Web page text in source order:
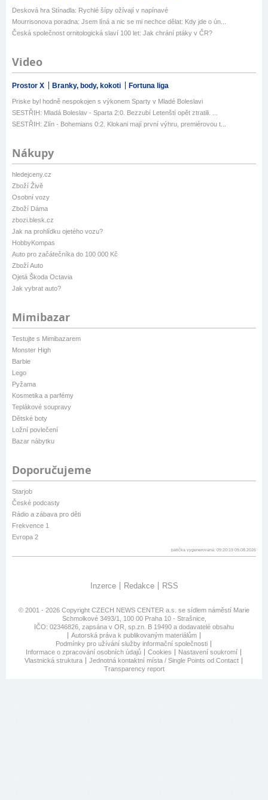
Desková hra Stínadla: Rychlé šípy ožívají v napínavé
Mourrisonova poradna: Jsem líná a nic se mi nechce dělat: Kdy jde o ún...
Česká společnost ornitologická slaví 100 let: Jak chrání ptáky v ČR?
Video
Prostor X Branky, body, kokoti Fortuna liga
Priske byl hodně nespokojen s výkonem Sparty v Mladé Boleslavi
SESTŘIH: Mladá Boleslav - Sparta 2:0. Bezzubí Letenští opět ztratili. ...
SESTŘIH: Zlín - Bohemians 0:2. Klokani mají první výhru, premiérovou t...
Nákupy
hledejceny.cz
Zboží Živě
Osobní vozy
Zboží Dáma
zbozi.blesk.cz
Jak na prohlídku ojetého vozu?
HobbyKompas
Auto pro začátečníka do 100 000 Kč
Zboží Auto
Ojetá Škoda Octavia
Jak vybrat auto?
Mimibazar
Testujte s Mimibazarem
Monster High
Barbie
Lego
Pyžama
Kosmetika a parfémy
Teplákové soupravy
Dětské boty
Ložní povlečení
Bazar nábytku
Doporučujeme
Starjob
České podcasty
Rádio a zábava pro děti
Frekvence 1
Evropa 2
patička vygenerovaná: 09:20:19 09.08.2026
Inzerce Redakce RSS
© 2001 - 2026 Copyright CZECH NEWS CENTER a.s. se sídlem náměstí Marie
Schmolkové 3493/1, 100 00 Praha 10 - Strašnice,
IČO: 02346826, zapsána v OR, sp.zn. B 19490 a dodavatelé obsahu
Autorská práva k publikovaným materiálům
Podmínky pro užívání služby informační společnosti
Informace o zpracování osobních údajů
Cookies
Nastavení soukromí
Vlastnická struktura
Jednotná kontaktní místa / Single Points od Contact
Transparency report